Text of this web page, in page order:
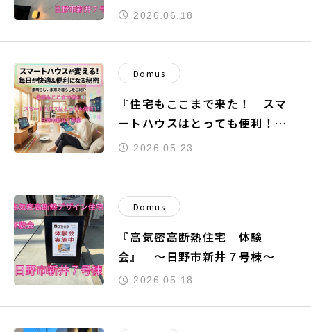
野市新井７号棟～
2026.06.18
Domus
『住宅もここまで来た！ スマ
ートハウスはとっても便利！』
～日野市新井７号棟～
2026.05.23
Domus
『高気密高断熱住宅 体験
会』 ～日野市新井７号棟～
2026.05.18